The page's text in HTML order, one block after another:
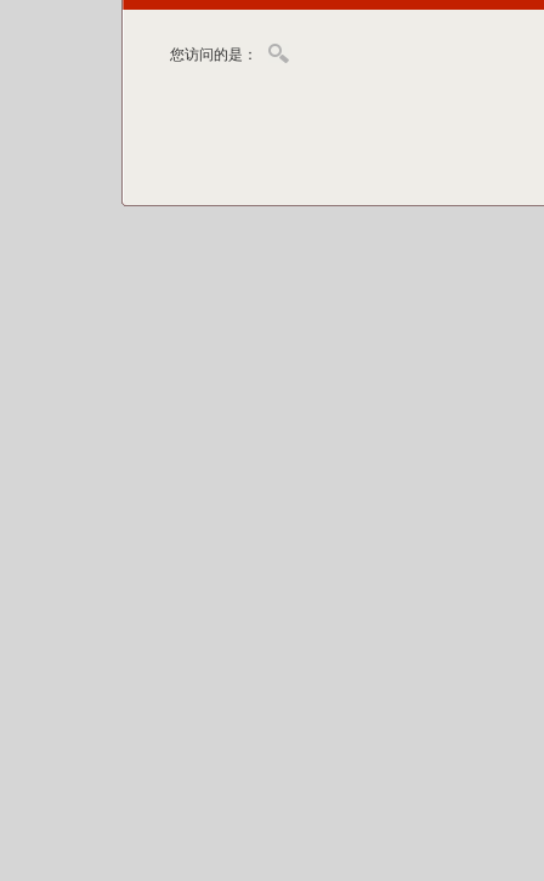
您访问的是：